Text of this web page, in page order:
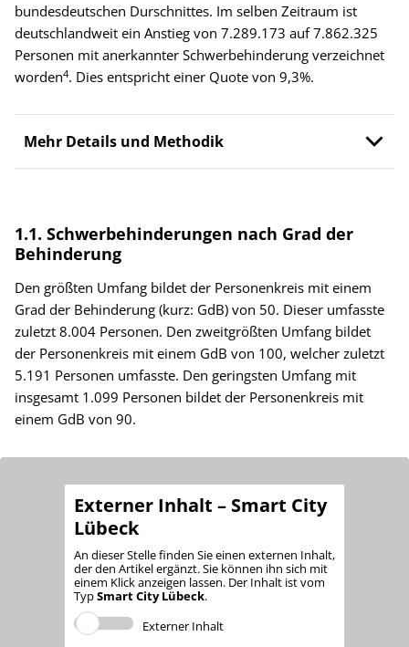
bundesdeutschen Durschnittes. Im selben Zeitraum ist
deutschlandweit ein Anstieg von 7.289.173 auf 7.862.325
Personen mit anerkannter Schwerbehinderung verzeichnet
worden4. Dies entspricht einer Quote von 9,3%.
Mehr Details und Methodik
1.1. Schwerbehinderungen nach Grad der
Behinderung
Den größten Umfang bildet der Personenkreis mit einem
Grad der Behinderung (kurz: GdB) von 50. Dieser umfasste
zuletzt 8.004 Personen. Den zweitgrößten Umfang bildet
der Personenkreis mit einem GdB von 100, welcher zuletzt
5.191 Personen umfasste. Den geringsten Umfang mit
insgesamt 1.099 Personen bildet der Personenkreis mit
einem GdB von 90.
Externer Inhalt – Smart City
Lübeck
An dieser Stelle finden Sie einen externen Inhalt,
der den Artikel ergänzt. Sie können ihn sich mit
einem Klick anzeigen lassen. Der Inhalt ist vom
TypSmart City Lübeck.
Externer Inhalt